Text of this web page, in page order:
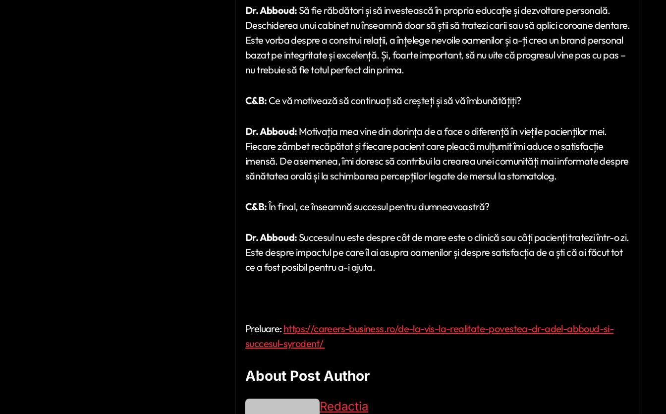
Dr. Abboud:Să fie răbdători și să investească în propria educație și dezvoltare personală.
Deschiderea unui cabinet nu înseamnă doar să știi să tratezi carii sau să aplici coroane dentare.
Este vorba despre a construi relații, a înțelege nevoile oamenilor și a-ți crea un brand personal
bazat pe integritate și excelență. Și, foarte important, să nu uite că progresul vine pas cu pas –
nu trebuie să fie totul perfect din prima.
C&B: Ce vă motivează să continuați să creșteți și să vă îmbunătățiți?
Dr. Abboud: Motivația mea vine din dorința de a face o diferență în viețile pacienților mei.
Fiecare zâmbet recăpătat și fiecare pacient care pleacă mulțumit îmi aduce o satisfacție
imensă. De asemenea, îmi doresc să contribui la crearea unei comunități mai informate despre
sănătatea orală și la schimbarea percepțiilor legate de mersul la stomatolog.
C&B:În final, ce înseamnă succesul pentru dumneavoastră?
Dr. Abboud:Succesul nu este despre cât de mare este o clinică sau câți pacienți tratezi într-o zi.
Este despre impactul pe care îl ai asupra oamenilor și despre satisfacția de a ști că ai făcut tot
ce a fost posibil pentru a-i ajuta.
Preluare: https://careers-business.ro/de-la-vis-la-realitate-povestea-dr-adel-abboud-si-
succesul-syrodent/
About Post Author
Redactia